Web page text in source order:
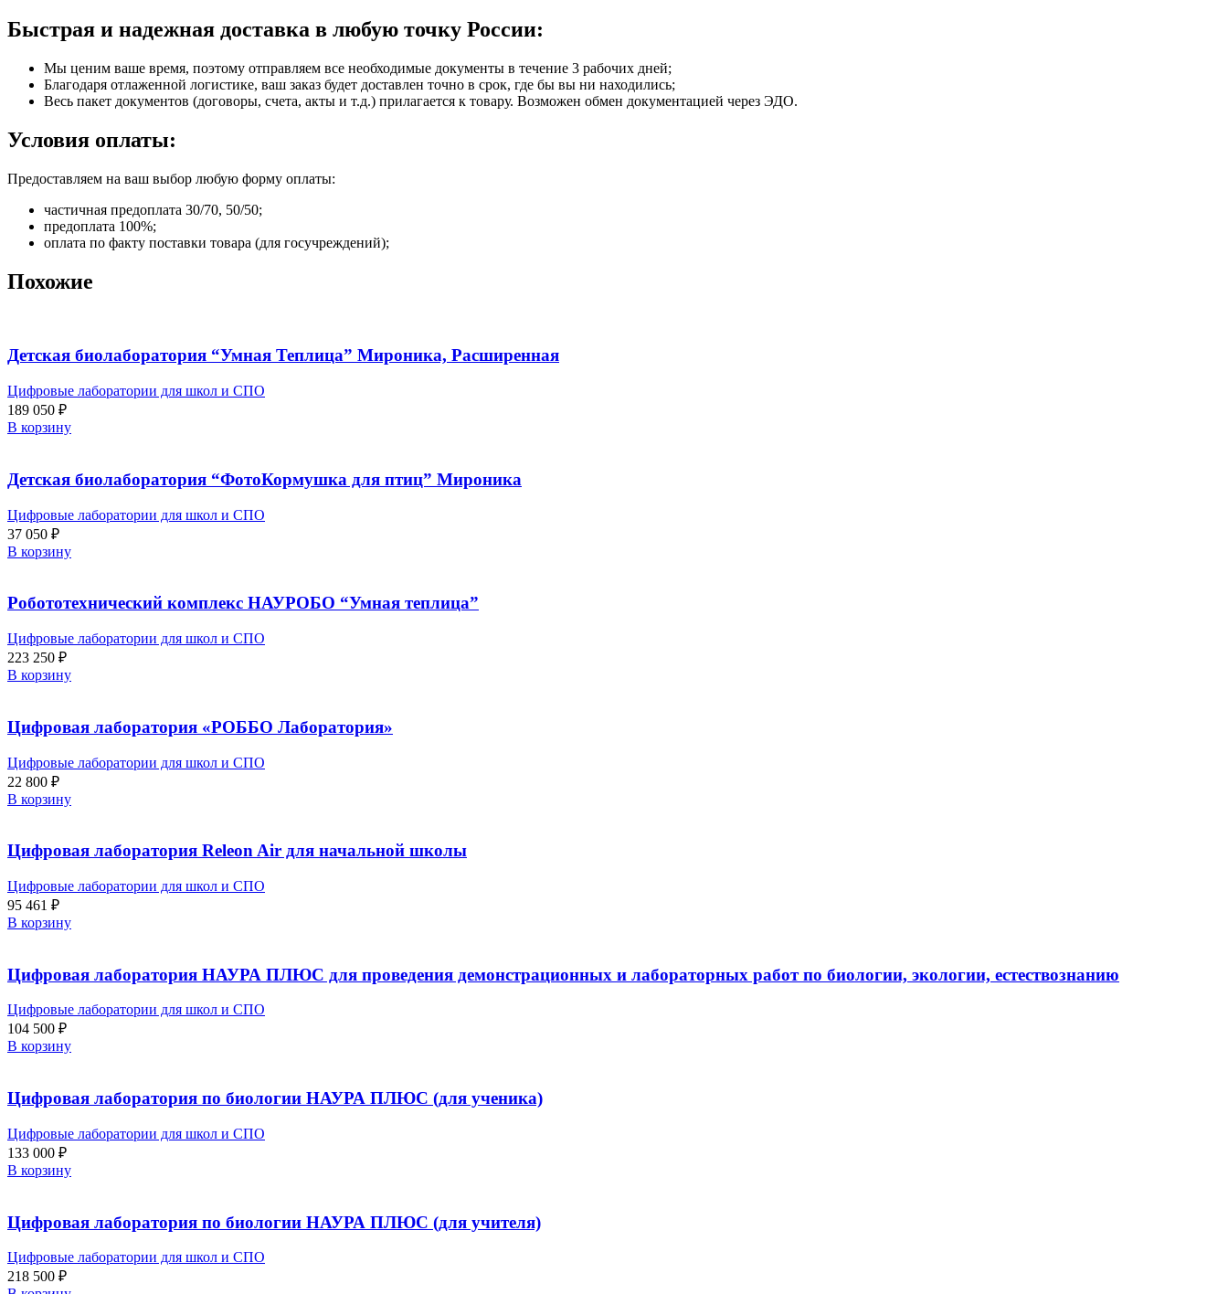
Быстрая и надежная доставка в любую точку России:
Мы ценим ваше время, поэтому отправляем все необходимые документы в течение 3 рабочих дней;
Благодаря отлаженной логистике, ваш заказ будет доставлен точно в срок, где бы вы ни находились;
Весь пакет документов (договоры, счета, акты и т.д.) прилагается к товару. Возможен обмен документацией через ЭДО.
Условия оплаты:
Предоставляем на ваш выбор любую форму оплаты:
частичная предоплата 30/70, 50/50;
предоплата 100%;
оплата по факту поставки товара (для госучреждений);
Похожие
Детская биолаборатория “Умная Теплица” Мироника, Расширенная
Цифровые лаборатории для школ и СПО
189 050 ₽
В корзину
Детская биолаборатория “ФотоКормушка для птиц” Мироника
Цифровые лаборатории для школ и СПО
37 050 ₽
В корзину
Робототехнический комплекс НАУРОБО “Умная теплица”
Цифровые лаборатории для школ и СПО
223 250 ₽
В корзину
Цифровая лаборатория «РОББО Лаборатория»
Цифровые лаборатории для школ и СПО
22 800 ₽
В корзину
Цифровая лаборатория Releon Air для начальной школы
Цифровые лаборатории для школ и СПО
95 461 ₽
В корзину
Цифровая лаборатория НАУРА ПЛЮС для проведения демонстрационных и лабораторных работ по биологии, экологии, естествознанию
Цифровые лаборатории для школ и СПО
104 500 ₽
В корзину
Цифровая лаборатория по биологии НАУРА ПЛЮС (для ученика)
Цифровые лаборатории для школ и СПО
133 000 ₽
В корзину
Цифровая лаборатория по биологии НАУРА ПЛЮС (для учителя)
Цифровые лаборатории для школ и СПО
218 500 ₽